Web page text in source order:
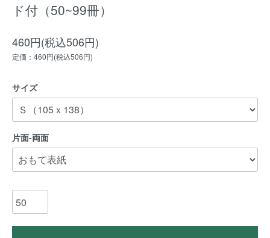
ド付（50~99冊）
460円(税込506円)
定価：460円(税込506円)
サイズ
片面-両面